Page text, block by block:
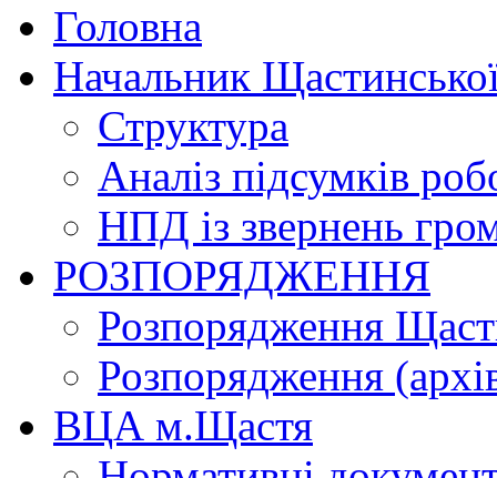
Головна
Начальник
Структура
Аналіз підсумків
НПД із звернень
РОЗПОРЯДЖЕННЯ
Розпорядження
Розпорядження
ВЦА м.Щастя